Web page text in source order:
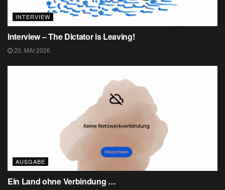
INTERVIEW
Interview – The Dictator is Leaving!
20. MAI 2026
AUSGABE
Ein Land ohne Verbindung …